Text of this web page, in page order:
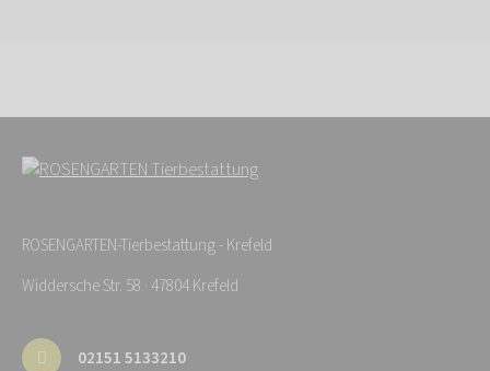
ROSENGARTEN-Tierbestattung - Krefeld
Widdersche Str. 58 · 47804 Krefeld
02151 5133210